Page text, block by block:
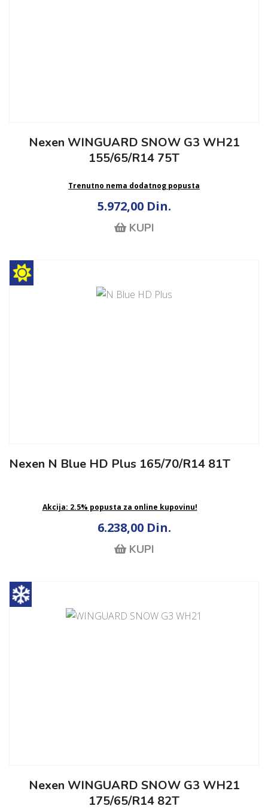
Nexen WINGUARD SNOW G3 WH21
155/65/R14 75T
Trenutno nema dodatnog popusta
5.972,00 Din.
KUPI
Nexen N Blue HD Plus 165/70/R14 81T
Akcija: 2.5% popusta za online kupovinu!
6.238,00 Din.
KUPI
Nexen WINGUARD SNOW G3 WH21
175/65/R14 82T